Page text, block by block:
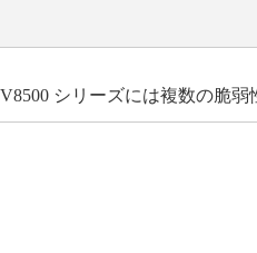
シリーズには複数の脆弱